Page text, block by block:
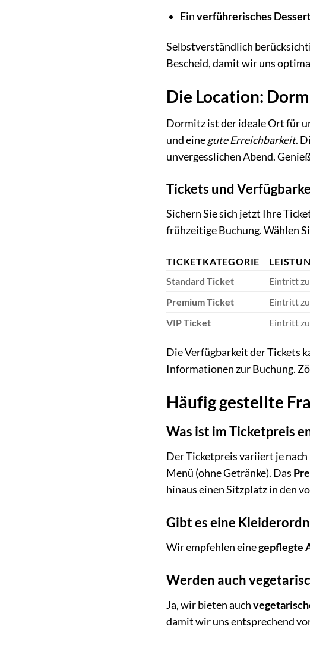
Einverführerisches
Selbstverständlich
Bescheid, damit wir uns
Die Location:
Dormitz ist der ideale Ort für
und einegute Erreichbarkeit.
unvergesslichen Abend.
Tickets und
Sichern Sie sich jetzt Ihre
frühzeitige Buchung. Wählen
TICKETKATEGORIE
Standard Ticket
Eintritt
Premium Ticket
Eintritt
VIP Ticket
Eintritt
Die Verfügbarkeit der Tickets
Informationen zur Buchung.
Häufig gestellte
Was ist im Ticketpreis
Der Ticketpreis variiert je
Menü (ohne Getränke). Das
hinaus einen Sitzplatz in den
Gibt es eine
Wir empfehlen einegepflegte
Werden auch
Ja, wir bieten auch
damit wir uns entsprechend